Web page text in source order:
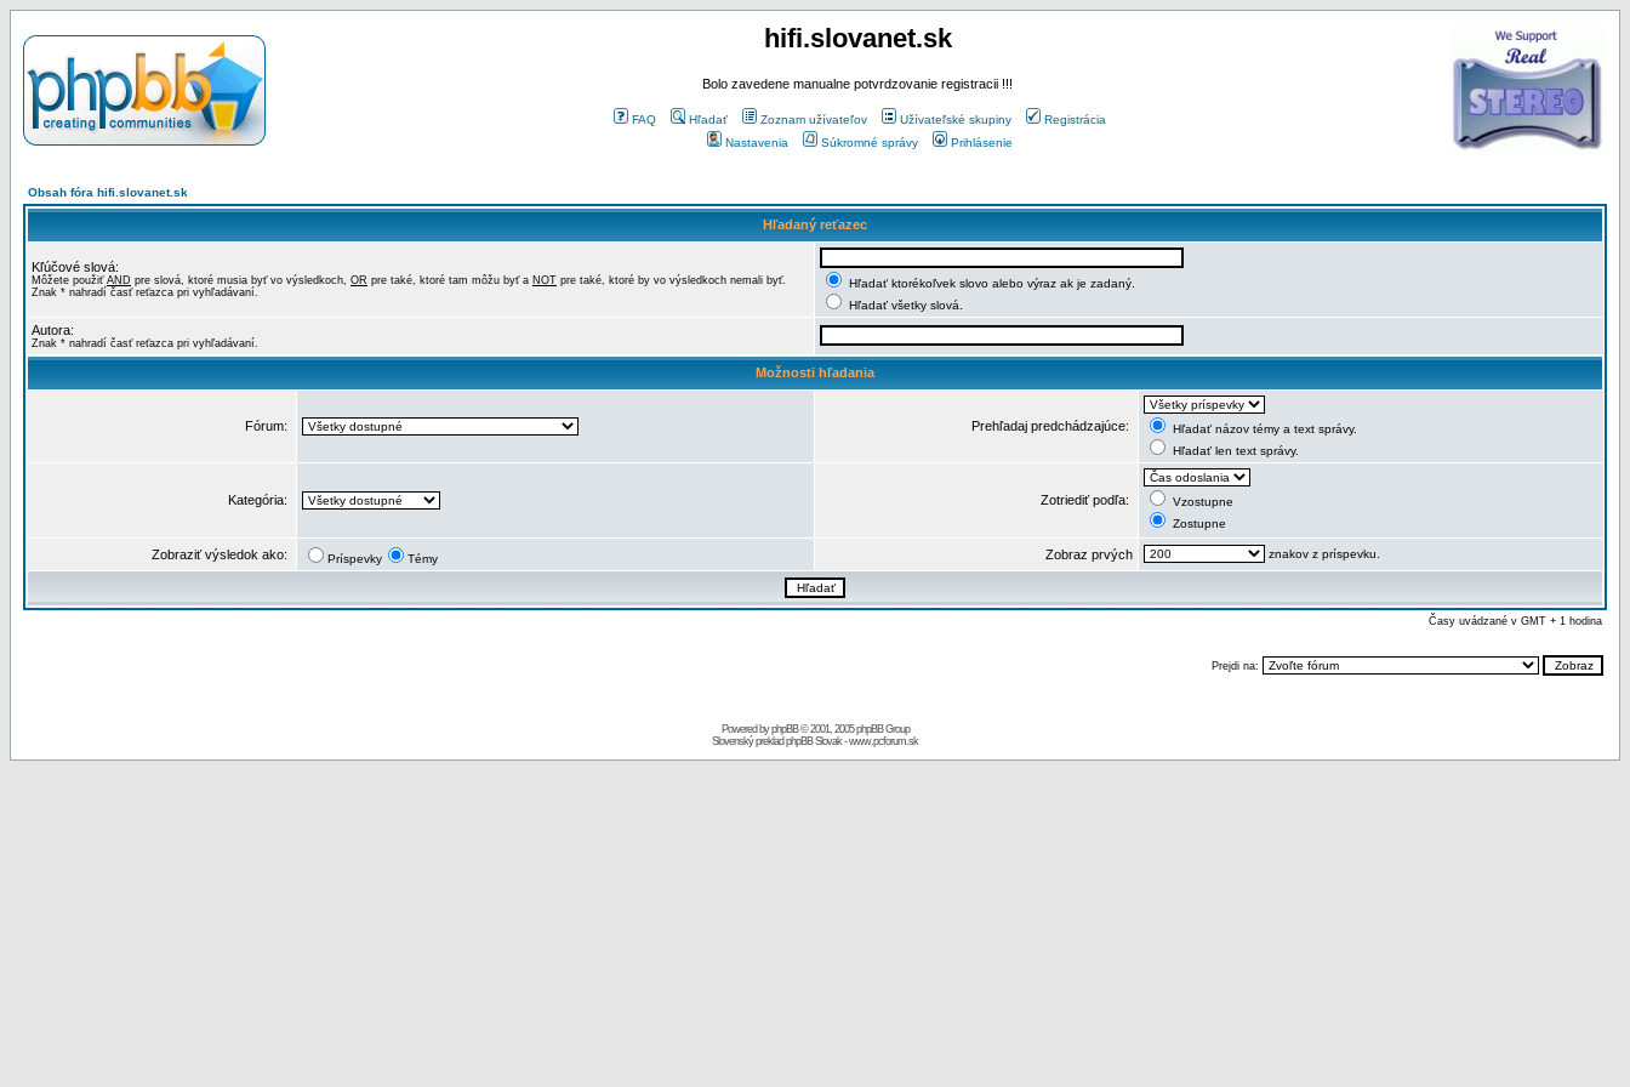
hifi.slovanet.sk
Bolo zavedene manualne potvrdzovanie registracii !!!
FAQ Hľadať Zoznam užívateľov Užívateľské skupiny
Registrácia
Nastavenia
Súkromné správy Prihlásenie
Obsah fóra hifi.slovanet.sk
Hľadaný reťazec
Kľúčové slová:
Môžete použiť AND pre slová, ktoré musia byť vo výsledkoch, OR pre také, ktoré tam môžu byť a NOT pre také, ktoré by vo výsledkoch nemali byť.
Znak * nahradí časť reťazca pri vyhľadávaní.
Hľadať ktorékoľvek slovo alebo výraz ak je zadaný.
Hľadať všetky slová.
Autora:
Znak * nahradí časť reťazca pri vyhľadávaní.
Možnosti hľadania
Fórum: Prehľadaj predchádzajúce:
Hľadať názov témy a text správy.
Hľadať len text správy.
Kategória: Zotriediť podľa:
Vzostupne
Zostupne
Zobraziť výsledok ako: Príspevky Témy Zobraz prvých znakov z príspevku.
Časy uvádzané v GMT + 1 hodina
Prejdi na:
Powered byphpBB© 2001, 2005 phpBB Group
Slovenský preklad phpBB Slovak-www.pcforum.sk